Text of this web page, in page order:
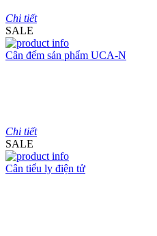
Chi tiết
SALE
Cân đếm sản phẩm UCA-N
Chi tiết
SALE
Cân tiểu ly điện tử